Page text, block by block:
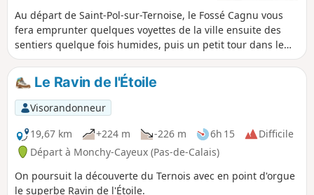
Au départ de Saint-Pol-sur-Ternoise, le Fossé Cagnu vous
fera emprunter quelques voyettes de la ville ensuite des
sentiers quelque fois humides, puis un petit tour dans le
village de Troisvaux avant de descendre le fameux fossé. En
chemin, il n'est pas rare de croiser quelques chevreuils.
Le Ravin de l'Étoile
Visorandonneur
19,67 km
+224 m -226 m 6h 15
Difficile
Départ à Monchy-Cayeux (Pas-de-Calais)
On poursuit la découverte du Ternois avec en point d'orgue
le superbe Ravin de l'Étoile.